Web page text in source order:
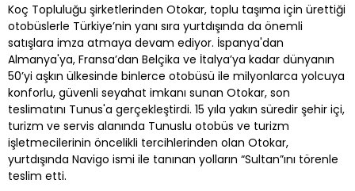
Koç Topluluğu şirketlerinden Otokar, toplu taşıma için ürettiği
otobüslerle Türkiye’nin yanı sıra yurtdışında da önemli
satışlara imza atmaya devam ediyor. İspanya'dan
Almanya'ya, Fransa’dan Belçika ve İtalya’ya kadar dünyanın
50’yi aşkın ülkesinde binlerce otobüsü ile milyonlarca yolcuya
konforlu, güvenli seyahat imkanı sunan Otokar, son
teslimatını Tunus'a gerçekleştirdi. 15 yıla yakın süredir şehir içi,
turizm ve servis alanında Tunuslu otobüs ve turizm
işletmecilerinin öncelikli tercihlerinden olan Otokar,
yurtdışında Navigo ismi ile tanınan yolların “Sultan”ını törenle
teslim etti.